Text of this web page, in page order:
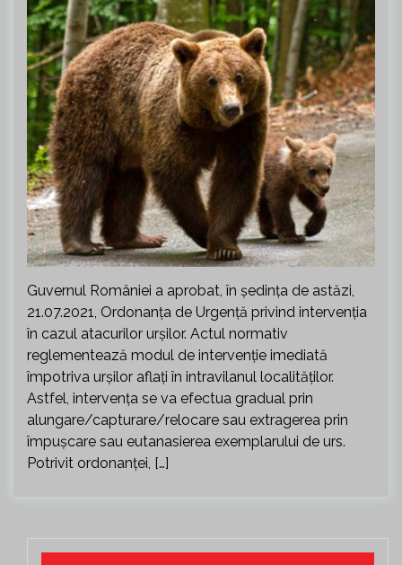
Guvernul României a aprobat, în ședința de astăzi,
21.07.2021, Ordonanța de Urgență privind intervenția
în cazul atacurilor urșilor. Actul normativ
reglementează modul de intervenție imediată
împotriva urșilor aflați în intravilanul localităților.
Astfel, intervența se va efectua gradual prin
alungare/capturare/relocare sau extragerea prin
împușcare sau eutanasierea exemplarului de urs.
Potrivit ordonanței, […]